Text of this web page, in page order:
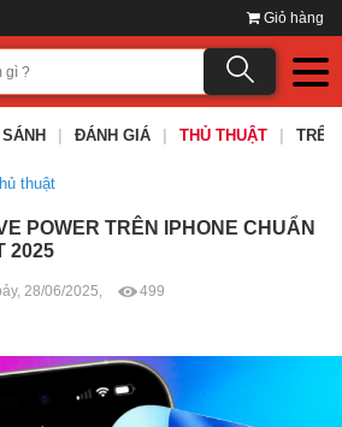
Giỏ hàng
ĐÁNH GIÁ THỦ THUẬT TRÊN
thuật
POWER TRÊN IPHONE CHUẨN
2025
28/06/2025, 499